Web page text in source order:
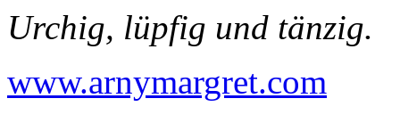
Urchig, lüpfig und tänzig.
www.arnymargret.com